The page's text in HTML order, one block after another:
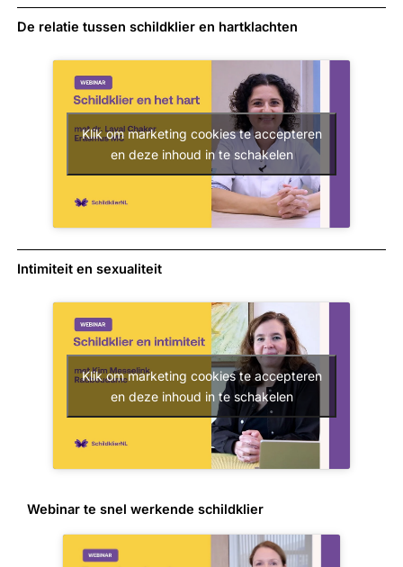
De relatie tussen schildklier en hartklachten
Klik om marketing cookies te accepteren
en deze inhoud in te schakelen
Intimiteit en sexualiteit
Klik om marketing cookies te accepteren
en deze inhoud in te schakelen
Webinar te snel werkende schildklier